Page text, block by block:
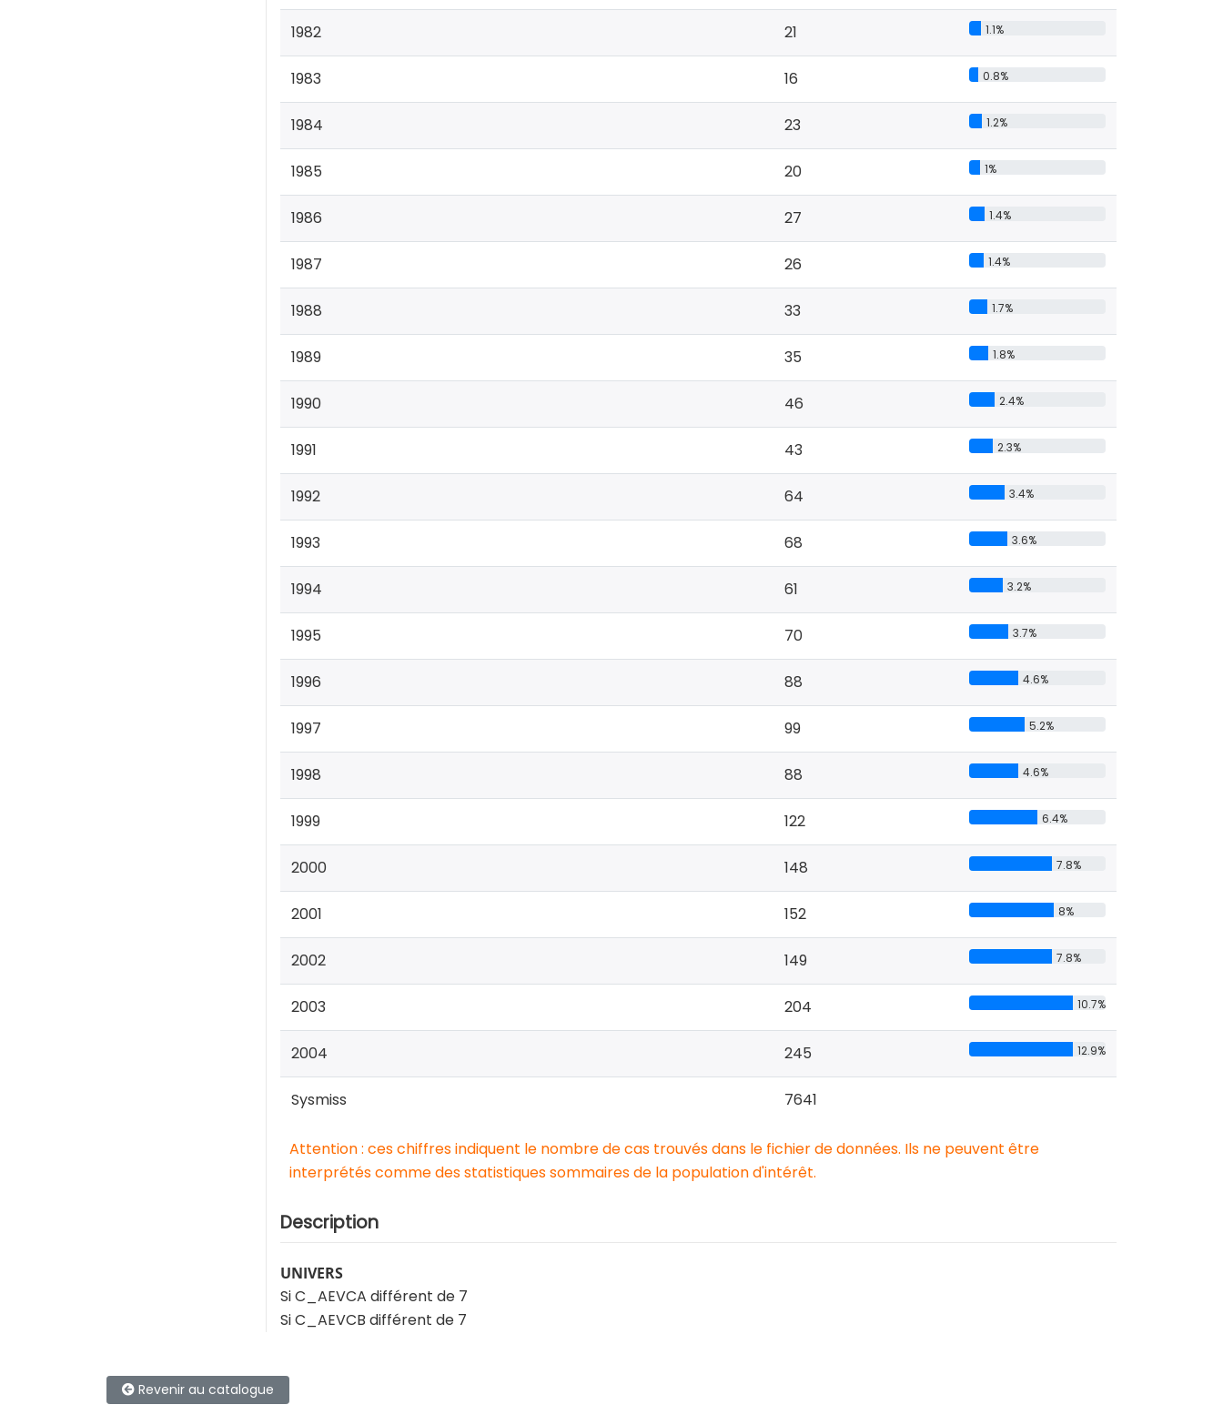
1982 21 1.1%
1983 16 0.8%
1984 23 1.2%
1985 20 1%
1986 27 1.4%
1987 26 1.4%
1988 33 1.7%
1989 35 1.8%
1990 46 2.4%
1991 43 2.3%
1992 64 3.4%
1993 68 3.6%
1994 61 3.2%
1995 70 3.7%
1996 88 4.6%
1997 99 5.2%
1998 88 4.6%
1999 122 6.4%
2000 148 7.8%
2001 152 8%
2002 149 7.8%
2003 204 10.7%
2004 245 12.9%
Sysmiss 7641
Attention : ces chiffres indiquent le nombre de cas trouvés dans le fichier de données. Ils ne peuvent être
interprétés comme des statistiques sommaires de la population d'intérêt.
Description
UNIVERS
Si C_AEVCA différent de 7
Si C_AEVCB différent de 7
Revenir au catalogue